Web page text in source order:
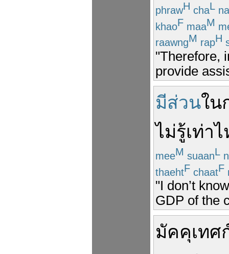
phrawH chaL
khaoF maaM
raawngM rapH
"Therefore,
provide
มีส่วนใน
ไม่รู้เท่า
meeM suaanL
thaehtF chaatF
"I don’t
GDP of the
มัคคุเทศ